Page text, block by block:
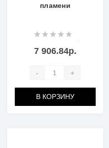
пламени
7 906.84р.
- +
В КОРЗИНУ